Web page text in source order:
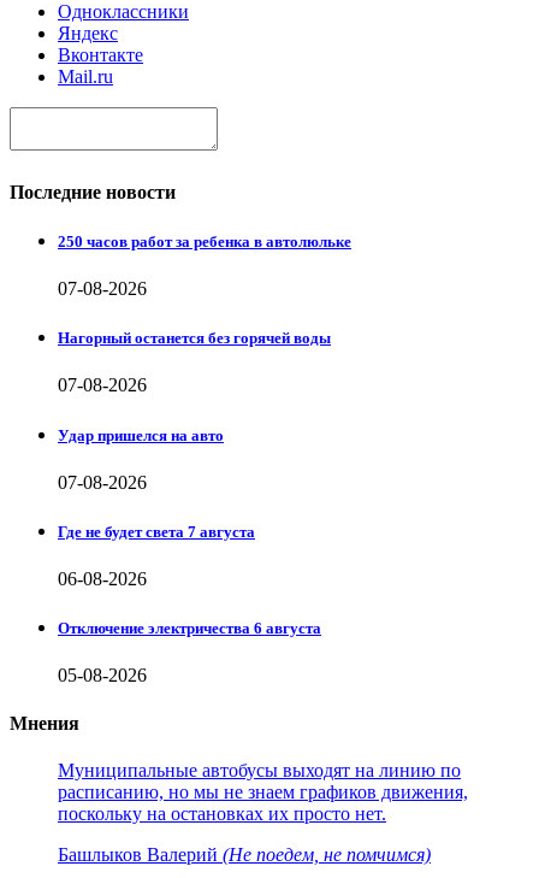
Одноклассники
Яндекс
Вконтакте
Mail.ru
Последние новости
250 часов работ за ребенка в автолюльке
07-08-2026
Нагорный останется без горячей воды
07-08-2026
Удар пришелся на авто
07-08-2026
Где не будет света 7 августа
06-08-2026
Отключение электричества 6 августа
05-08-2026
Мнения
Муниципальные автобусы выходят на линию по
расписанию, но мы не знаем графиков движения,
поскольку на остановках их просто нет.
Башлыков Валерий (Не поедем, не помчимся)